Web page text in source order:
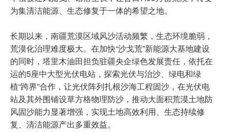
分布式能源
为集清洁能源、生态修复于一体的希望之地。
长期以来，南疆荒漠区域风沙活动频繁，生态环境脆弱，
荒漠化治理难度极大。在加快“沙戈荒”新能源大基地建设
的同时，塔里木油田担负驻疆央企绿色发展责任，依托在
运的5座中大型光伏电站，探索光伏与治沙、绿电和绿
植“跨界”合作，让光伏阵列扎根沙海工程固沙，在光伏电
站及其外围铺设草方格物理防沙，推动大面积荒漠土地防
风固沙能力显著增强，实现土地高效利用、生态持续修
复、清洁能源产出多重效益。